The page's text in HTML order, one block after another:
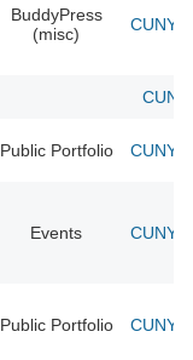
BuddyPress
(misc)
CUNY
Public Portfolio CUNY
Events CUNY
Public Portfolio CUNY